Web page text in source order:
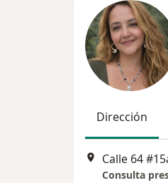
Dirección
Calle 64
Consulta